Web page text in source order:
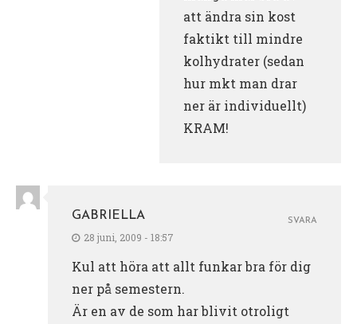
att ändra sin kost
faktikt till mindre
kolhydrater (sedan
hur mkt man drar
ner är individuellt)
KRAM!
GABRIELLA
28 juni, 2009 - 18:57
Kul att höra att allt funkar bra för dig
ner på semestern.
Är en av de som har blivit otroligt
SVARA